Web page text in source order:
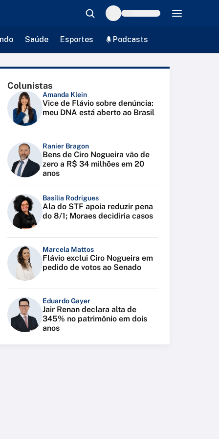
Saúde Esportes Podcasts
Colunistas
Amanda Klein
Vice de Flávio sobre denúncia:
meu DNA está aberto ao Brasil
Ranier Bragon
Bens de Ciro Nogueira vão de
zero a R$ 34 milhões em 20
anos
Basília Rodrigues
Ala do STF apoia reduzir pena
do 8/1; Moraes decidiria casos
Marcela Mattos
Flávio exclui Ciro Nogueira em
pedido de votos ao Senado
Eduardo Gayer
Jair Renan declara alta de
345% no patrimônio em dois
anos